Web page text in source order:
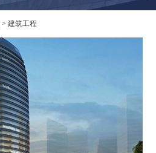
>建筑工程